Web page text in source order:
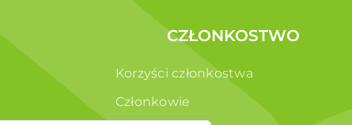
CZŁONKOSTWO
Korzyści członkostwa
Członkowie